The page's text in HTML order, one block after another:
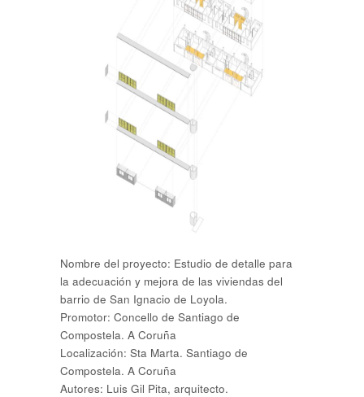
Nombre del proyecto: Estudio de detalle para
la adecuación y mejora de las viviendas del
barrio de San Ignacio de Loyola.
Promotor: Concello de Santiago de
Compostela. A Coruña
Localización: Sta Marta. Santiago de
Compostela. A Coruña
Autores: Luis Gil Pita, arquitecto.